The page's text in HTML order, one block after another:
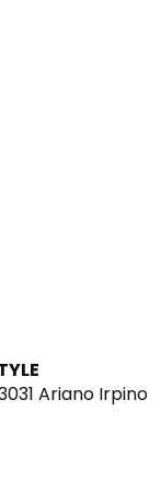
Ariano Irpino